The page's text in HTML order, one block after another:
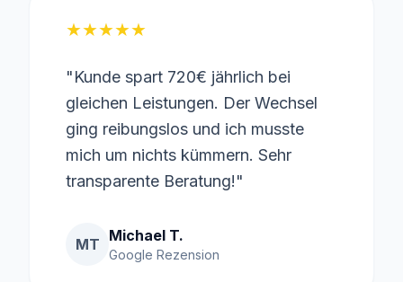
★★★★★
"Kunde spart 720€ jährlich bei
gleichen Leistungen. Der Wechsel
ging reibungslos und ich musste
mich um nichts kümmern. Sehr
transparente Beratung!"
MT Michael T.
Google Rezension